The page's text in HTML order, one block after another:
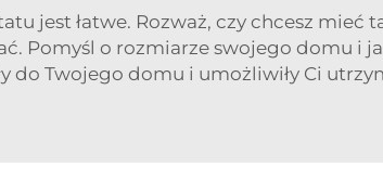
jest łatwe. Rozważ, czy chcesz
Pomyśl o rozmiarze swojego domu i
do Twojego domu i umożliwiły Ci